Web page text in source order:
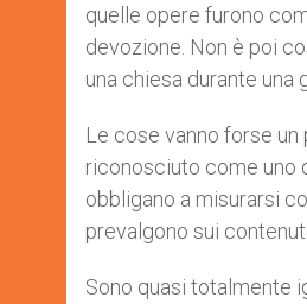
quelle opere furono
devozione. Non è poi
una chiesa durante una
Le cose vanno forse
riconosciuto come uno
obbligano a misurarsi
prevalgono sui
Sono quasi totalmente